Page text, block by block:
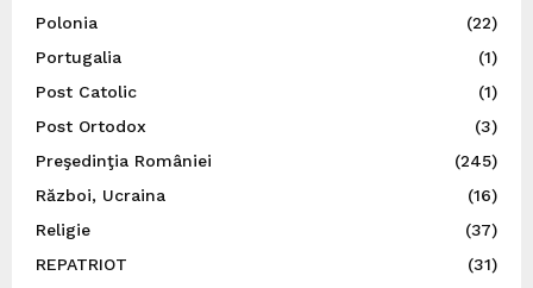
Polonia
(22)
Portugalia
(1)
Post Catolic
(1)
Post Ortodox
(3)
Preşedinţia României
(245)
Război, Ucraina
(16)
Religie
(37)
REPATRIOT
(31)